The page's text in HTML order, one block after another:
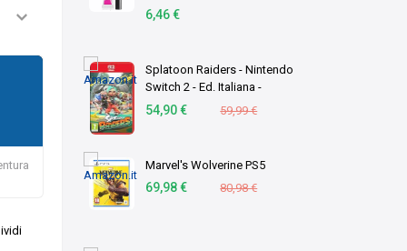
Trasparente per
Fino a …
6,46 €
Splatoon Raiders - Nintendo
Switch 2 - Ed. Italiana -
Versione su scheda
54,90 € 59,99 €
Marvel's Wolverine PS5
69,98 € 80,98 €